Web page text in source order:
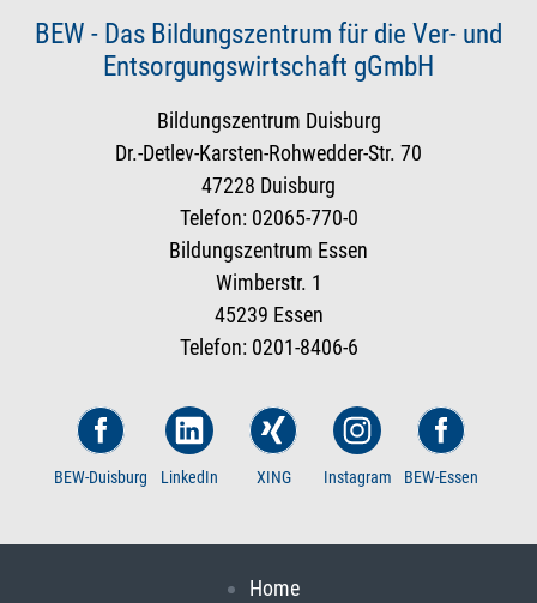
BEW - Das Bildungszentrum für die Ver- und
Entsorgungswirtschaft gGmbH
Bildungszentrum Duisburg
Dr.-Detlev-Karsten-Rohwedder-Str. 70
47228 Duisburg
Telefon: 02065-770-0
Bildungszentrum Essen
Wimberstr. 1
45239 Essen
Telefon: 0201-8406-6
BEW-Duisburg LinkedIn XING Instagram BEW-Essen
Home